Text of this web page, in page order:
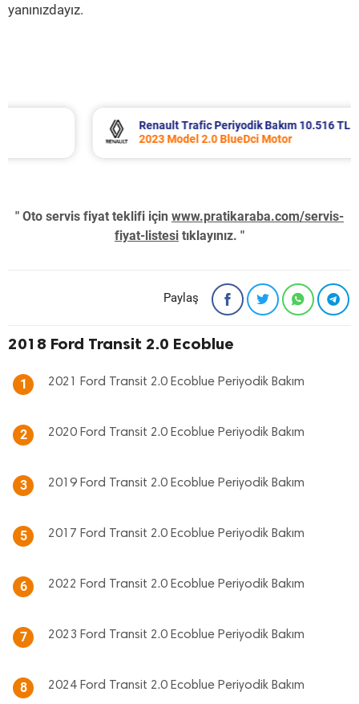
yanınızdayız.
Renault Trafic Periyodik Bakım 10.516 TL
2023 Model 2.0 BlueDci Motor
" Oto servis fiyat teklifi için www.pratikaraba.com/servis-
fiyat-listesi tıklayınız. "
Paylaş
2018 Ford Transit 2.0 Ecoblue
1 2021 Ford Transit 2.0 Ecoblue Periyodik Bakım
2 2020 Ford Transit 2.0 Ecoblue Periyodik Bakım
3 2019 Ford Transit 2.0 Ecoblue Periyodik Bakım
5 2017 Ford Transit 2.0 Ecoblue Periyodik Bakım
6 2022 Ford Transit 2.0 Ecoblue Periyodik Bakım
7 2023 Ford Transit 2.0 Ecoblue Periyodik Bakım
8 2024 Ford Transit 2.0 Ecoblue Periyodik Bakım